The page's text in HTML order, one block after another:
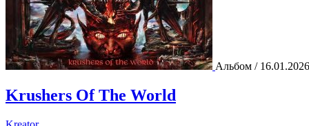
Альбом / 16.01.2026
Krushers Of The World